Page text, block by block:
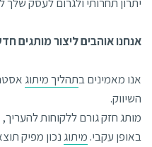
אנחנו אוהבים ליצור מותגים
אנו מאמינים בתהליך מיתוג
השיווק.
מותג חזק גורם ללקוחות
באופן עקבי. מיתוגנכון מפיק